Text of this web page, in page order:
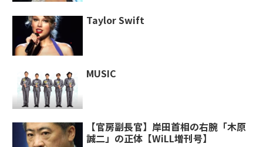
Taylor Swift
MUSIC
【官房副長官】岸田首相の右腕「木原
誠二」の正体【WiLL増刊号】